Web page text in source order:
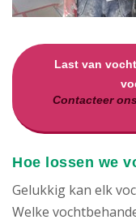
Last van
Contacteer
Hoe lossen we
Gelukkig kan elk
Welke